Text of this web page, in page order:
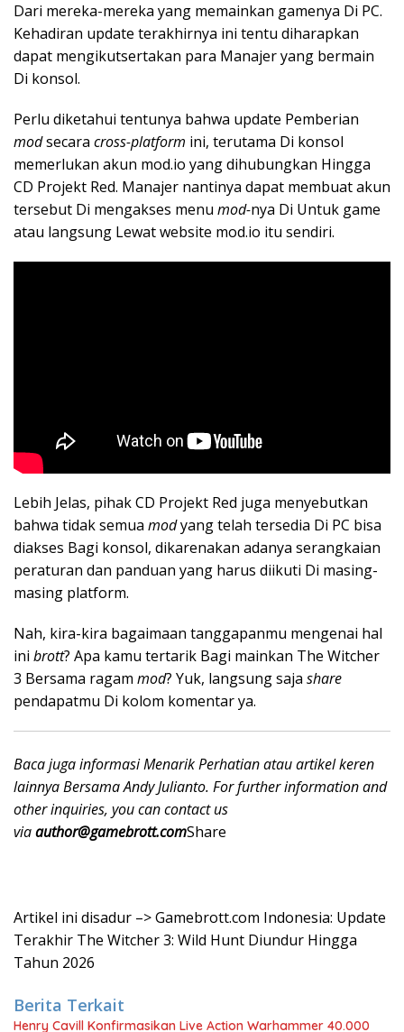
Dari mereka-mereka yang memainkan gamenya Di PC.
Kehadiran update terakhirnya ini tentu diharapkan
dapat mengikutsertakan para Manajer yang bermain
Di konsol.
Perlu diketahui tentunya bahwa update Pemberian
modsecara cross-platform ini, terutama Di konsol
memerlukan akun mod.io yang dihubungkan Hingga
CD Projekt Red. Manajer nantinya dapat membuat akun
tersebut Di mengakses menu mod-nya Di Untuk game
atau langsung Lewat website mod.io itu sendiri.
Lebih Jelas, pihak CD Projekt Red juga menyebutkan
bahwa tidak semua modyang telah tersedia Di PC bisa
diakses Bagi konsol, dikarenakan adanya serangkaian
peraturan dan panduan yang harus diikuti Di masing-
masing platform.
Nah, kira-kira bagaimaan tanggapanmu mengenai hal
ini brott? Apa kamu tertarik Bagi mainkan The Witcher
3 Bersama ragam mod? Yuk, langsung saja share
pendapatmu Di kolom komentar ya.
Baca juga informasi Menarik Perhatian atau artikel keren
lainnya Bersama Andy Julianto. For further information and
other inquiries, you can contact us
viaauthor@gamebrott.comShare
Artikel ini disadur –> Gamebrott.com Indonesia: Update
Terakhir The Witcher 3: Wild Hunt Diundur Hingga
Tahun 2026
Berita Terkait
Henry Cavill Konfirmasikan Live Action Warhammer 40.000